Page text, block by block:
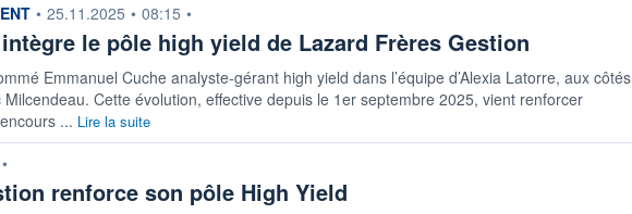
• 25.11.2025 • 08:15 •
le pôle high yield de Lazard Frères Gestion
Emmanuel Cuche analyste-gérant high yield dans l’équipe d’Alexia Latorre, aux côtés
Cette évolution, effective depuis le 1er septembre 2025, vient renforcer
... Lire la suite
•
renforce son pôle High Yield